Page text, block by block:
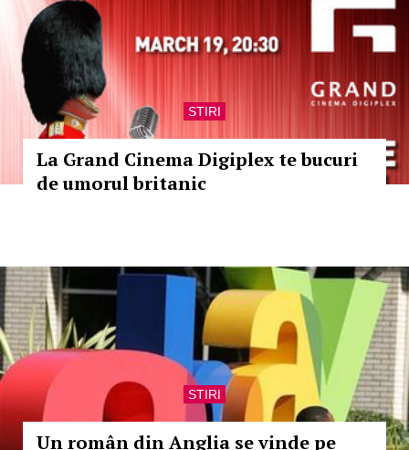
STIRI
La Grand Cinema Digiplex te bucuri
de umorul britanic
STIRI
Un român din Anglia se vinde pe